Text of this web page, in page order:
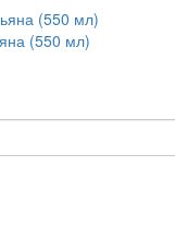
(550 мл)